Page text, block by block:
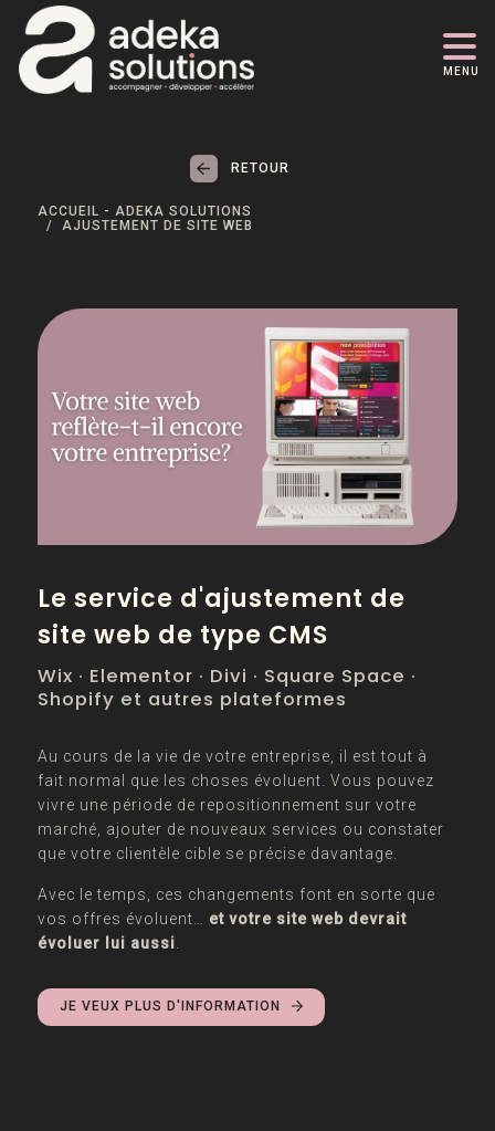
MENU
RETOUR
ACCUEIL - ADEKA SOLUTIONS
AJUSTEMENT DE SITE WEB
Le service d'ajustement de
site web de type CMS
Wix · Elementor · Divi · Square Space ·
Shopify et autres plateformes
Au cours de la vie de votre entreprise, il est tout à
fait normal que les choses évoluent. Vous pouvez
vivre une période de repositionnement sur votre
marché, ajouter de nouveaux services ou constater
que votre clientèle cible se précise davantage.
Avec le temps, ces changements font en sorte que
vos offres évoluent… et votre site web devrait
évoluer lui aussi
JE VEUX PLUS D'INFORMATION